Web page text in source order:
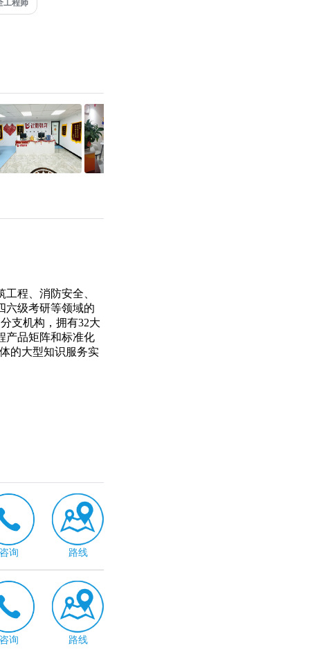
工程师
程、消防安全、
六级考研等领域的
支机构，拥有32大
产品矩阵和标准化
的大型知识服务实
询 路线
询 路线